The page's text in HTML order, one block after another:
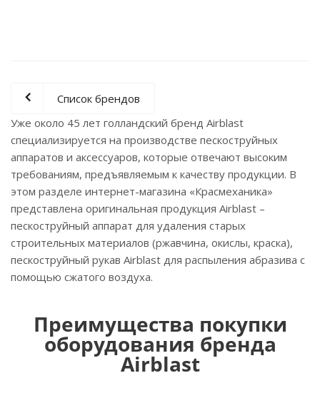
Список брендов
Уже около 45 лет голландский бренд Airblast
специализируется на производстве пескоструйных
аппаратов и аксессуаров, которые отвечают высоким
требованиям, предъявляемым к качеству продукции. В
этом разделе интернет-магазина «Красмеханика»
представлена оригинальная продукция Airblast –
пескоструйный аппарат для удаления старых
строительных материалов (ржавчина, окислы, краска),
пескоструйный рукав Airblast для распыления абразива с
помощью сжатого воздуха.
Преимущества покупки
оборудования бренда
Airblast